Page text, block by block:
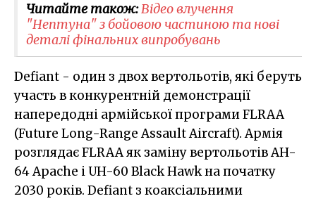
Читайте також:Відео влучення
"Нептуна" з бойовою частиною та нові
деталі фінальних випробувань
Defiant - один з двох вертольотів, які беруть
участь в конкурентній демонстрації
напередодні армійської програми FLRAA
(Future Long-Range Assault Aircraft). Армія
розглядає FLRAA як заміну вертольотів AH-
64 Apache і UH-60 Black Hawk на початку
2030 років. Defiant з коаксіальними